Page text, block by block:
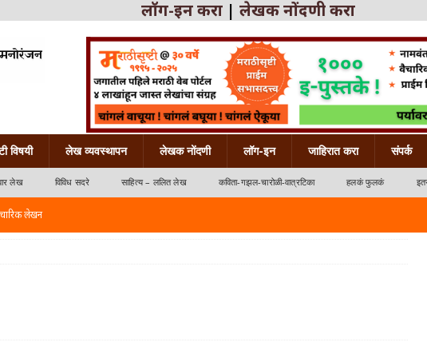
लॉग-इन करा | लेखक नोंदणी करा
विषयी लेख व्यवस्थापन लेखक नोंदणी लॉग-इन जाहिरात करा संपर्क
लेख विविध सदरे साहित्य – ललित लेख कविता-गझल-चारोळी-वात्रटिका हलकं फुलकं
लेखन
गझल-चारोळी-वात्रटिका